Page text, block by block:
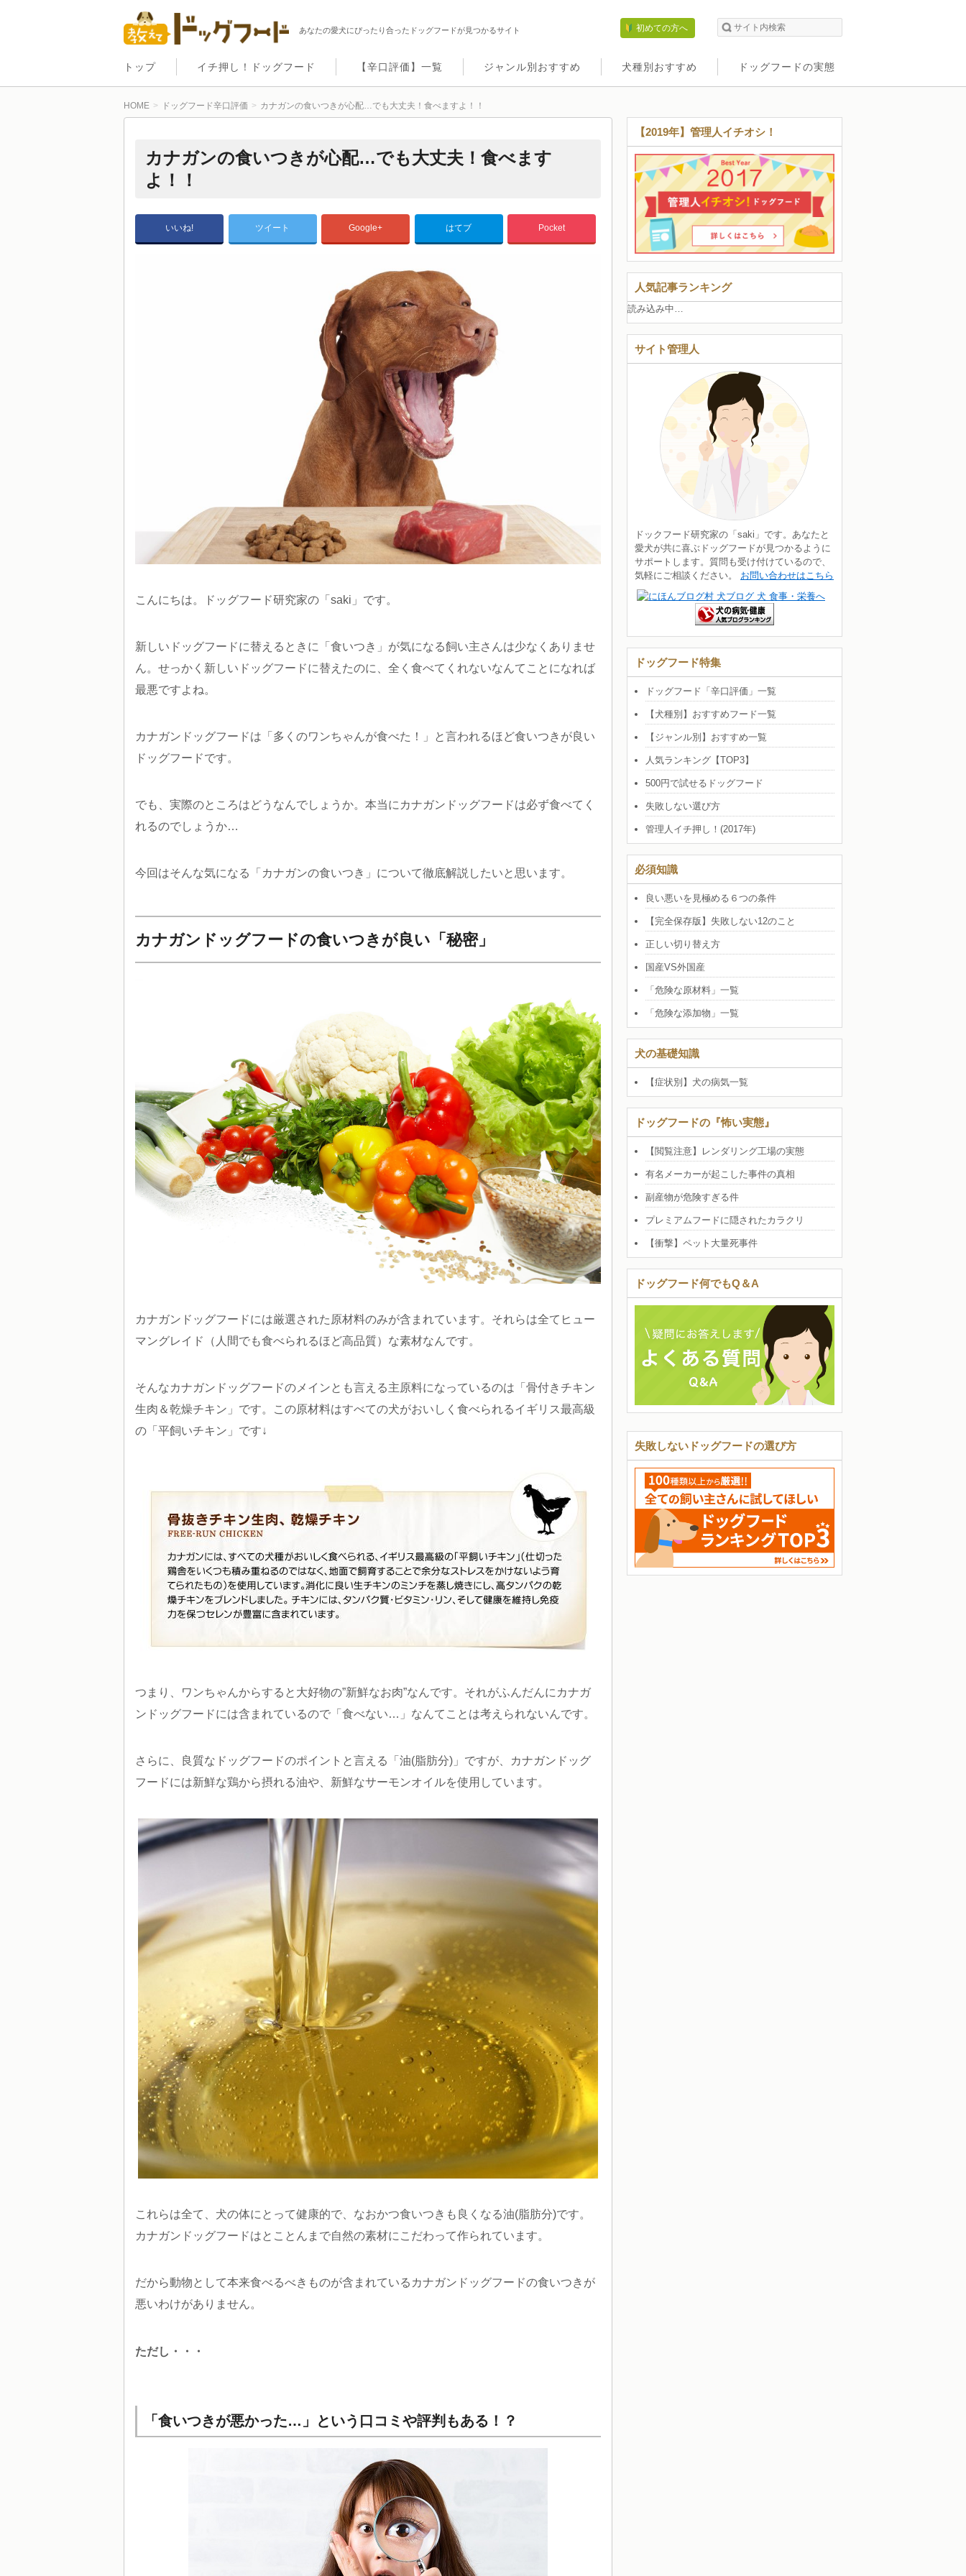
あなたの愛犬にぴったり合ったドッグフードが見つかるサイト 初めての方へ
トップ イチ押し！ドッグフード 【辛口評価】一覧 ジャンル別おすすめ 犬種別おすすめ ドッグフードの実態
HOME ドッグフード辛口評価 カナガンの食いつきが心配…でも大丈夫！食べますよ！！
カナガンの食いつきが心配…でも大丈夫！食べます
よ！！
いいね! ツイート Google+ はてブ Pocket
こんにちは。ドッグフード研究家の「saki」です。
新しいドッグフードに替えるときに「食いつき」が気になる飼い主さんは少なくありませ
ん。せっかく新しいドッグフードに替えたのに、全く食べてくれないなんてことになれば
最悪ですよね。
カナガンドッグフードは「多くのワンちゃんが食べた！」と言われるほど食いつきが良い
ドッグフードです。
でも、実際のところはどうなんでしょうか。本当にカナガンドッグフードは必ず食べてく
れるのでしょうか…
今回はそんな気になる「カナガンの食いつき」について徹底解説したいと思います。
カナガンドッグフードの食いつきが良い「秘密」
カナガンドッグフードには厳選された原材料のみが含まれています。それらは全てヒュー
マングレイド（人間でも食べられるほど高品質）な素材なんです。
そんなカナガンドッグフードのメインとも言える主原料になっているのは「骨付きチキン
生肉＆乾燥チキン」です。この原材料はすべての犬がおいしく食べられるイギリス最高級
の「平飼いチキン」です↓
つまり、ワンちゃんからすると大好物の”新鮮なお肉”なんです。それがふんだんにカナガ
ンドッグフードには含まれているので「食べない…」なんてことは考えられないんです。
さらに、良質なドッグフードのポイントと言える「油(脂肪分)」ですが、カナガンドッグ
フードには新鮮な鶏から摂れる油や、新鮮なサーモンオイルを使用しています。
これらは全て、犬の体にとって健康的で、なおかつ食いつきも良くなる油(脂肪分)です。
カナガンドッグフードはとことんまで自然の素材にこだわって作られています。
だから動物として本来食べるべきものが含まれているカナガンドッグフードの食いつきが
悪いわけがありません。
ただし・・・
「食いつきが悪かった…」という口コミや評判もある！？
【2019年】管理人イチオシ！
人気記事ランキング
読み込み中…
サイト管理人
ドックフード研究家の「saki」です。あなたと
愛犬が共に喜ぶドッグフードが見つかるように
サポートします。質問も受け付けているので、
気軽にご相談ください。 お問い合わせはこちら
ドッグフード特集
ドッグフード「辛口評価」一覧
【犬種別】おすすめフード一覧
【ジャンル別】おすすめ一覧
人気ランキング【TOP3】
500円で試せるドッグフード
失敗しない選び方
管理人イチ押し！(2017年)
必須知識
良い悪いを見極める６つの条件
【完全保存版】失敗しない12のこと
正しい切り替え方
国産VS外国産
「危険な原材料」一覧
「危険な添加物」一覧
犬の基礎知識
【症状別】犬の病気一覧
ドッグフードの『怖い実態』
【閲覧注意】レンダリング工場の実態
有名メーカーが起こした事件の真相
副産物が危険すぎる件
プレミアムフードに隠されたカラクリ
【衝撃】ペット大量死事件
ドッグフード何でもQ＆A
失敗しないドッグフードの選び方